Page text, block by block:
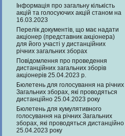
Інформація про загальну кількість
акцій та голосуючих акцій станом на
16.03.2023
Перелік документів, що має надати
акціонер (представник акціонера)
для його участі у дистанційних
річних загальних зборах
Повідомлення про проведення
дистанційних загальних зборів
акціонерів 25.04.2023 р.
Бюлетень для голосування на річних
Загальних зборах, які проводяться
дистанційно 25.04.2023 року
Бюлетень для кумулятивного
голосування на річних Загальних
зборах, які проводяться дистанційно
25.04.2023 року